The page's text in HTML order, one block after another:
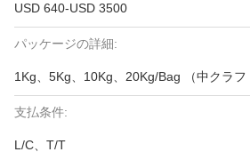
USD 640-USD 3500
パッケージの詳細:
1Kg、5Kg、10Kg、20Kg/Bag （中クラフ
支払条件:
L/C、T/T